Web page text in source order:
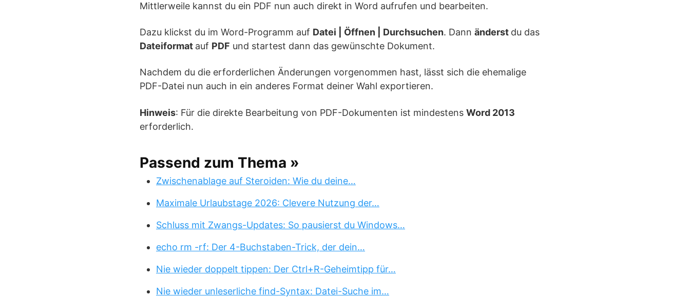
Mittlerweile kannst du ein PDF nun auch direkt in Word aufrufen und bearbeiten.
Dazu klickst du im Word-Programm auf Datei | Öffnen | Durchsuchen. Dann änderst du das
Dateiformat auf PDF und startest dann das gewünschte Dokument.
Nachdem du die erforderlichen Änderungen vorgenommen hast, lässt sich die ehemalige
PDF-Datei nun auch in ein anderes Format deiner Wahl exportieren.
Hinweis: Für die direkte Bearbeitung von PDF-Dokumenten ist mindestens Word 2013
erforderlich.
Passend zum Thema »
Zwischenablage auf Steroiden: Wie du deine…
Maximale Urlaubstage 2026: Clevere Nutzung der…
Schluss mit Zwangs-Updates: So pausierst du Windows…
echo rm -rf: Der 4-Buchstaben-Trick, der dein…
Nie wieder doppelt tippen: Der Ctrl+R-Geheimtipp für…
Nie wieder unleserliche find-Syntax: Datei-Suche im…